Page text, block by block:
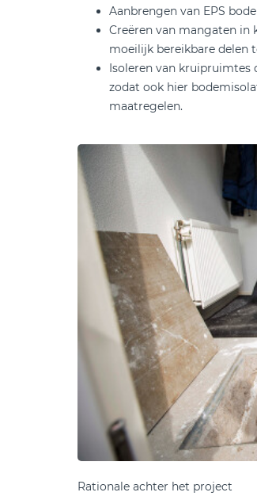
Aanbrengen van EPS
Creëren van mangaten
moeilijk bereikbare delen
Isoleren van kruipruimtes
zodat ook hier
maatregelen.
Rationale achter het project